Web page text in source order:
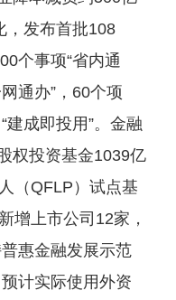
，发布首批108
个事项“省内通
通办”，60个项
建成即投用”。金融
权投资基金1039亿
（QFLP）试点基
增上市公司12家，
惠金融发展示范
计实际使用外资